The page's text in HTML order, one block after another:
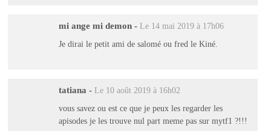
mi ange mi demon - Le 14 mai 2019 à 17h06
Je dirai le petit ami de salomé ou fred le Kiné.
tatiana - Le 10 août 2019 à 16h02
vous savez ou est ce que je peux les regarder les
apisodes je les trouve nul part meme pas sur mytf1 ?!!!